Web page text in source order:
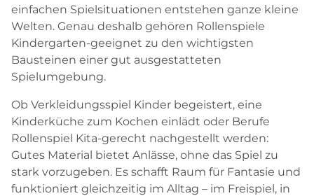
einfachen Spielsituationen entstehen ganze kleine
Welten. Genau deshalb gehören Rollenspiele
Kindergarten-geeignet zu den wichtigsten
Bausteinen einer gut ausgestatteten
Spielumgebung.
Ob Verkleidungsspiel Kinder begeistert, eine
Kinderküche zum Kochen einlädt oder Berufe
Rollenspiel Kita-gerecht nachgestellt werden:
Gutes Material bietet Anlässe, ohne das Spiel zu
stark vorzugeben. Es schafft Raum für Fantasie und
funktioniert gleichzeitig im Alltag – im Freispiel, in